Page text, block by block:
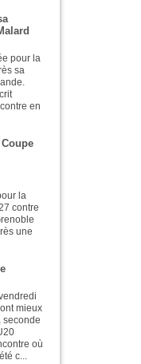
pour la
sa
en
la
contre
une
mieux
seconde
où
c...